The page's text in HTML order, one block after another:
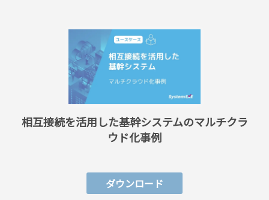
相互接続を活用した基幹システムのマルチクラ
ウド化事例
ダウンロード